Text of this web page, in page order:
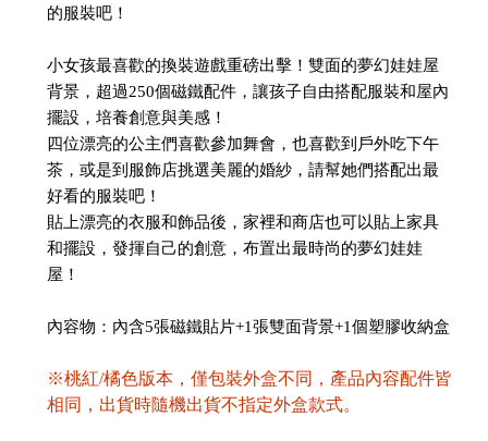
的服裝吧！
小女孩最喜歡的換裝遊戲重磅出擊！雙面的夢幻娃娃屋
背景，超過250個磁鐵配件，讓孩子自由搭配服裝和屋內
擺設，培養創意與美感！
四位漂亮的公主們喜歡參加舞會，也喜歡到戶外吃下午
茶，或是到服飾店挑選美麗的婚紗，請幫她們搭配出最
好看的服裝吧！
貼上漂亮的衣服和飾品後，家裡和商店也可以貼上家具
和擺設，發揮自己的創意，布置出最時尚的夢幻娃娃
屋！
內容物：內含5張磁鐵貼片+1張雙面背景+1個塑膠收納盒
※桃紅/橘色版本，僅包裝外盒不同，產品內容配件皆
相同，出貨時隨機出貨不指定外盒款式。